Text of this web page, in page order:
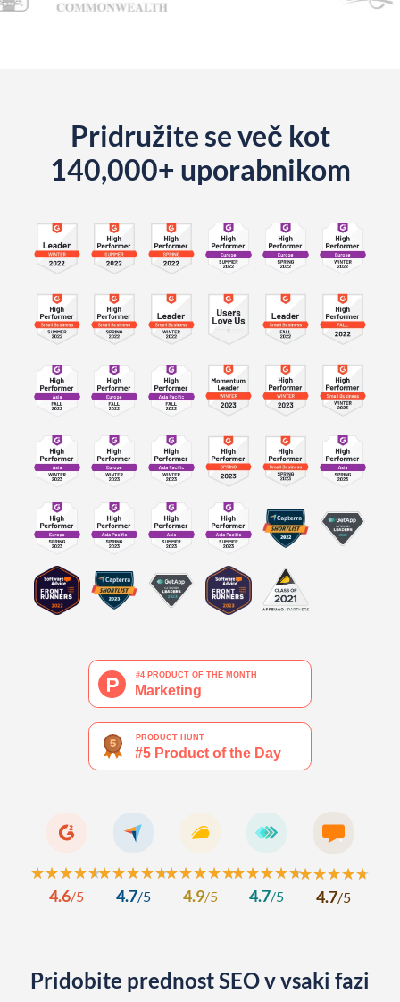
Pridružite se več kot
140,000+ uporabnikom
★★★★★
★★★★★
4.6/5
★★★★★
★★★★★
4.7/5
★★★★★
★★★★★
4.9/5
★★★★★
★★★★★
4.7/5
★★★★★
★★★★★
4.7/5
Pridobite prednost SEO v vsaki fazi